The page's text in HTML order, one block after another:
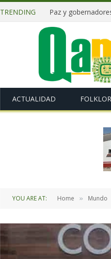
TRENDING
ACTUALIDAD
YOU ARE AT: Home » Mundo